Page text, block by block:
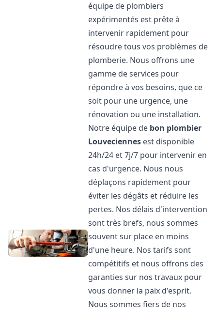
équipe de plombiers
expérimentés est prête à
intervenir rapidement pour
résoudre tous vos problèmes de
plomberie. Nous offrons une
gamme de services pour
répondre à vos besoins, que ce
soit pour une urgence, une
rénovation ou une installation.
Notre équipe de bon plombier
Louveciennes est disponible
24h/24 et 7j/7 pour intervenir en
cas d'urgence. Nous nous
déplaçons rapidement pour
éviter les dégâts et réduire les
pertes. Nos délais d'intervention
sont très brefs, nous sommes
souvent sur place en moins
d'une heure. Nos tarifs sont
compétitifs et nous offrons des
garanties sur nos travaux pour
vous donner la paix d'esprit.
Nous sommes fiers de nos